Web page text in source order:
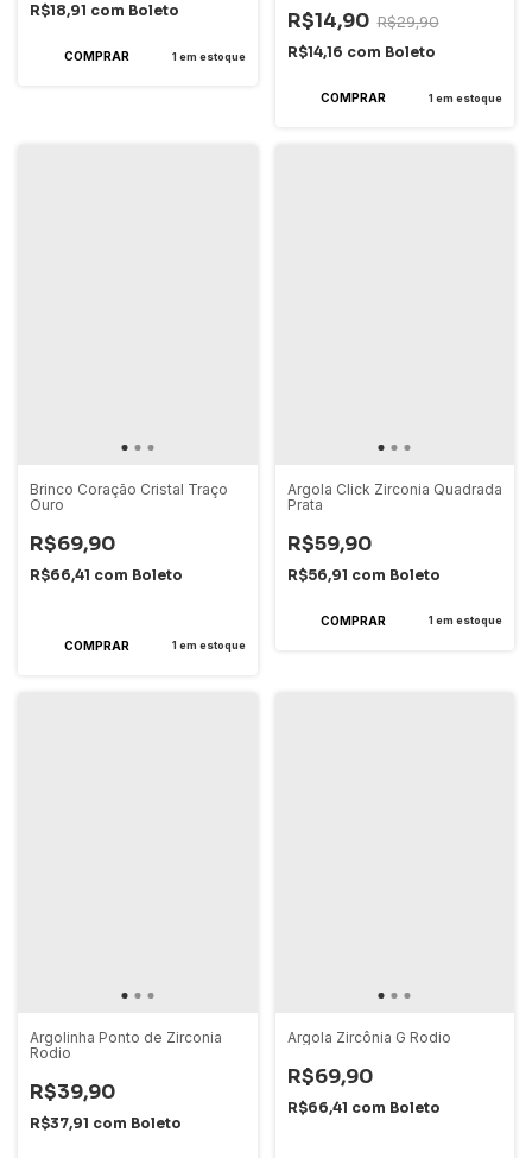
R$18,91 com Boleto
1 em estoque
R$14,90 R$29,90
R$14,16 com Boleto
1 em estoque
Brinco Coração Cristal Traço
Ouro
R$69,90
R$66,41 com Boleto
1 em estoque
Argola Click Zirconia Quadrada
Prata
R$59,90
R$56,91 com Boleto
1 em estoque
Argolinha Ponto de Zirconia
Rodio
R$39,90
R$37,91 com Boleto
Argola Zircônia G Rodio
R$69,90
R$66,41 com Boleto